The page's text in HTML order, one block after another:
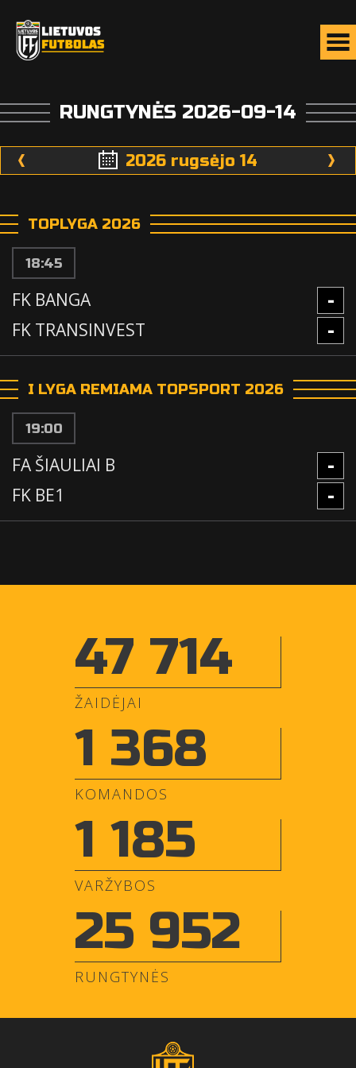
RUNGTYNĖS 2026-09-14
2026 rugsėjo 14
TOPLYGA 2026
18:45
FK BANGA -
FK TRANSINVEST -
I LYGA REMIAMA TOPSPORT 2026
19:00
FA ŠIAULIAI B -
FK BE1 -
47 714
ŽAIDĖJAI
1 368
KOMANDOS
1 185
VARŽYBOS
25 952
RUNGTYNĖS